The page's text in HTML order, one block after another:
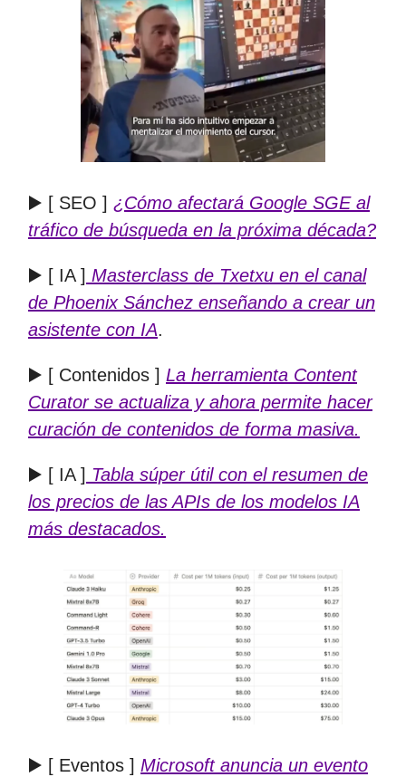
▶️ [ SEO ] ¿Cómo afectará Google SGE al
tráfico de búsqueda en la próxima década?
▶️ [ IA ] Masterclass de Txetxu en el canal
de Phoenix Sánchez enseñando a crear un
asistente con IA.
▶️ [ Contenidos ] La herramienta Content
Curator se actualiza y ahora permite hacer
curación de contenidos de forma masiva.
▶️ [ IA ] Tabla súper útil con el resumen de
los precios de las APIs de los modelos IA
más destacados.
▶️ [ Eventos ] Microsoft anuncia un evento